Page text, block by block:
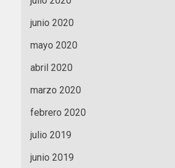
junio 2020
mayo 2020
abril 2020
marzo 2020
febrero 2020
julio 2019
junio 2019